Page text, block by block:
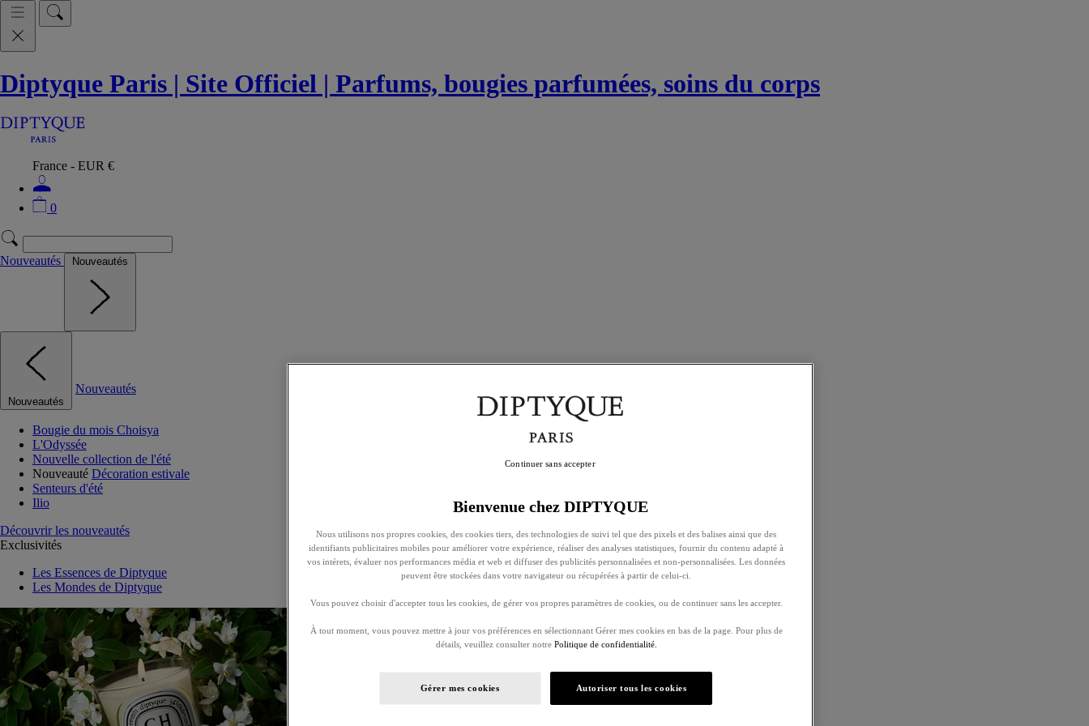
Diptyque Paris | Site Officiel | Parfums, bougies parfumées, soins du corps
France - EUR €
0
Nouveautés Nouveautés
Nouveautés
Nouveautés
Bougie du mois Choisya
L'Odyssée
Nouvelle collection de l'été
Nouveauté Décoration estivale
Senteurs d'été
Ilio
Découvrir les nouveautés
Exclusivités
Les Essences de Diptyque
Les Mondes de Diptyque
Bienvenue chez DIPTYQUE
Nous utilisons nos propres cookies, des cookies tiers, des technologies de suivi tel que des pixels et des balises ainsi que des
identifiants publicitaires mobiles pour améliorer votre expérience, réaliser des analyses statistiques, fournir du contenu adapté à
vos intérets, évaluer nos performances média et web et diffuser des publicités personnalisées et non-personnalisées. Les données
peuvent être stockées dans votre navigateur ou récupérées à partir de celui-ci.
Vous pouvez choisir d'accepter tous les cookies, de gérer vos propres paramètres de cookies, ou de continuer sans les accepter.
À tout moment, vous pouvez mettre à jour vos préférences en sélectionnant Gérer mes cookies en bas de la page. Pour plus de
détails, veuillez consulter notre Politique de confidentialité.
Gérer mes cookies Autoriser tous les cookies
Continuer sans accepter